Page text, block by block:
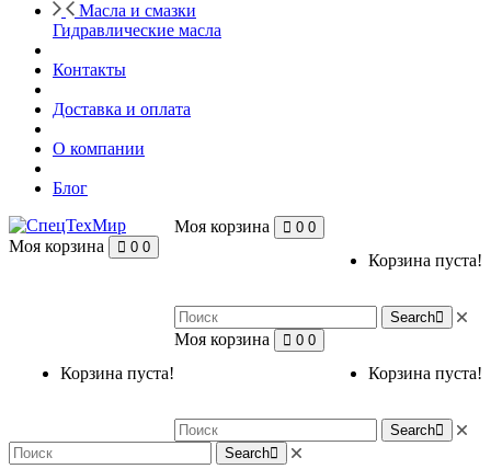
Масла и смазки
Гидравлические масла
Контакты
Доставка и оплата
О компании
Блог
Моя корзина 0 0
Корзина пуста!
Search
Моя корзина 0 0
Корзина пуста!
Search
Моя корзина 0 0
Корзина пуста!
Search